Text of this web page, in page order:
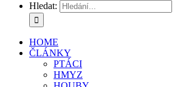
Hledat:
HOME
ČLÁNKY
PTÁCI
HMYZ